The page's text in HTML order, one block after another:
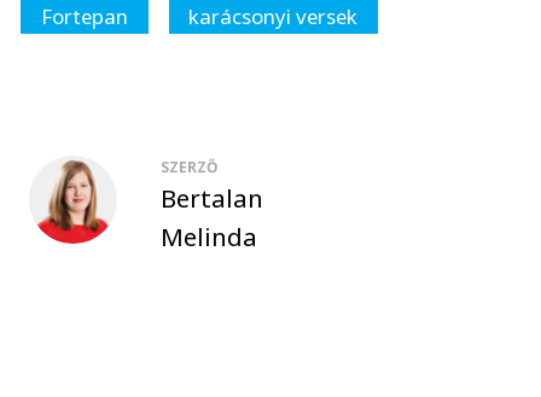
Fortepan
karácsonyi versek
SZERZŐ
Bertalan
Melinda